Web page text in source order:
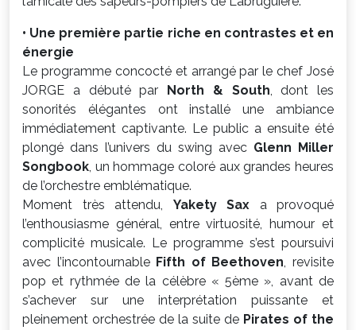
• Une première partie riche en contrastes et en
énergie
Le programme concocté et arrangé par le chef José
JORGE a débuté par
North & South, dont les
sonorités élégantes ont installé une ambiance
immédiatement captivante. Le public a ensuite été
plongé dans l’univers du swing avec Glenn Miller
Songbook, un hommage coloré aux grandes heures
de l’orchestre emblématique.
Moment très attendu, Yakety Sax a provoqué
l’enthousiasme général, entre virtuosité, humour et
complicité musicale. Le programme s’est poursuivi
avec l’incontournable Fifth of Beethoven, revisite
pop et rythmée de la célèbre « 5ème », avant de
s’achever sur une interprétation puissante et
pleinement orchestrée de la suite de Pirates of the